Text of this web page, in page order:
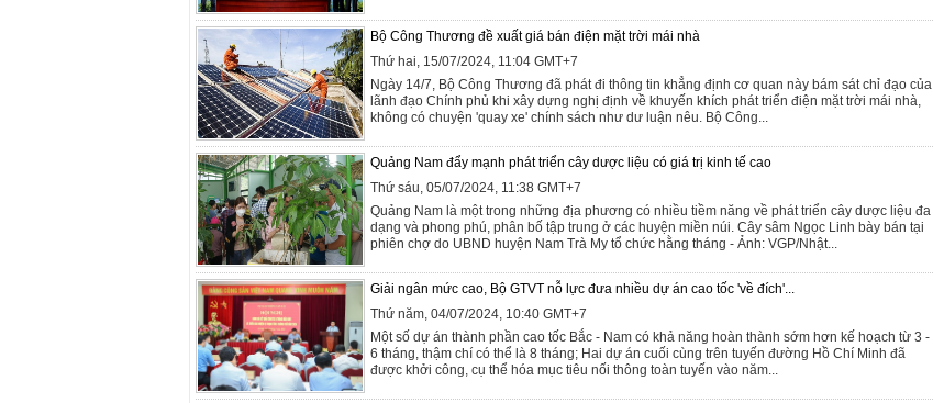
Bộ Công Thương đề xuất giá bán điện mặt trời mái nhà
Thứ hai, 15/07/2024, 11:04 GMT+7
Ngày 14/7, Bộ Công Thương đã phát đi thông tin khẳng định cơ quan này bám sát chỉ đạo của
lãnh đạo Chính phủ khi xây dựng nghị định về khuyến khích phát triển điện mặt trời mái nhà,
không có chuyện 'quay xe' chính sách như dư luận nêu. Bộ Công...
Quảng Nam đẩy mạnh phát triển cây dược liệu có giá trị kinh tế cao
Thứ sáu, 05/07/2024, 11:38 GMT+7
Quảng Nam là một trong những địa phương có nhiều tiềm năng về phát triển cây dược liệu đa
dạng và phong phú, phân bố tập trung ở các huyện miền núi. Cây sâm Ngọc Linh bày bán tại
phiên chợ do UBND huyện Nam Trà My tổ chức hằng tháng - Ảnh: VGP/Nhật...
Giải ngân mức cao, Bộ GTVT nỗ lực đưa nhiều dự án cao tốc 'về đích'...
Thứ năm, 04/07/2024, 10:40 GMT+7
Một số dự án thành phần cao tốc Bắc - Nam có khả năng hoàn thành sớm hơn kế hoạch từ 3 -
6 tháng, thậm chí có thể là 8 tháng; Hai dự án cuối cùng trên tuyến đường Hồ Chí Minh đã
được khởi công, cụ thể hóa mục tiêu nối thông toàn tuyến vào năm...